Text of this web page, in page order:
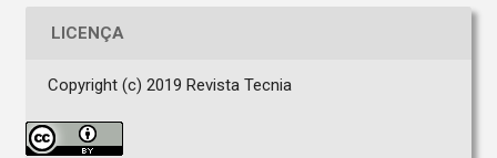
LICENÇA
Copyright (c) 2019 Revista Tecnia